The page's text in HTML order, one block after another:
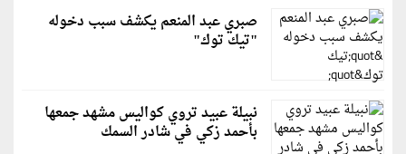
صبري عبد المنعم يكشف سبب دخوله
"تيك توك"
نبيلة عبيد تروي كواليس مشهد جمعها
بأحمد زكي في شادر السمك